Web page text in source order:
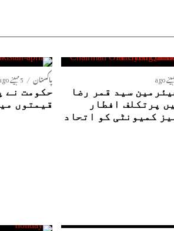
سید قمر رضا
پرتکلف افطار
کمیونٹی کو اتحاد
پاکستان 5 مہینے ago
حکومت نے
قیمتوں